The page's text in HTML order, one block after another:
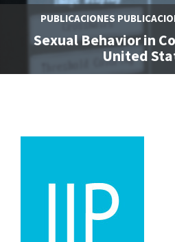
PUBLICACIONES
Sexual Behavior in
United